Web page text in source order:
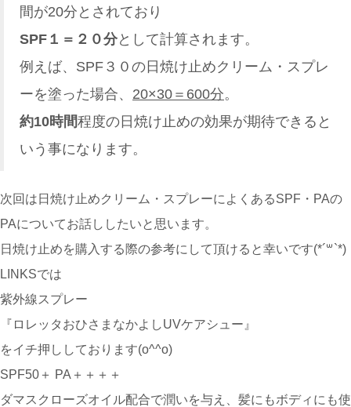
間が20分とされており
SPF１＝２０分として計算されます。
例えば、SPF３０の日焼け止めクリーム・スプレ
ーを塗った場合、 20×30＝600分。
約10時間程度の日焼け止めの効果が期待できると
いう事になります。
次回は日焼け止めクリーム・スプレーによくあるSPF・PAの
PAについてお話ししたいと思います。
日焼け止めを購入する際の参考にして頂けると幸いです(*´꒳`*)
LINKSでは
紫外線スプレー
『ロレッタおひさまなかよしUVケアシュー』
をイチ押ししております(o^^o)
SPF50＋ PA＋＋＋＋
ダマスクローズオイル配合で潤いを与え、髪にもボディにも使